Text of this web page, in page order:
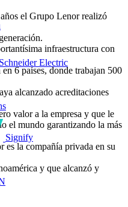
Schneider Electric
Signify
el Grupo Lenor realizó
infraestructura con
6 países, donde trabajan 500
alcanzado acreditaciones
valor a la empresa y que le
el mundo garantizando la más
es la compañía privada en su
y que alcanzó y